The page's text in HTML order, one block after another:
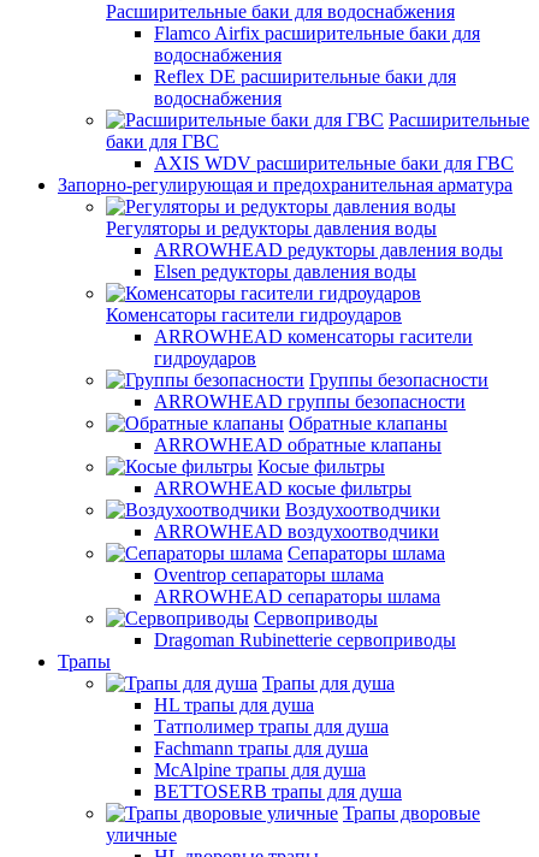
Расширительные баки для водоснабжения
Flamco Airfix расширительные баки для
водоснабжения
Reflex DЕ расширительные баки для
водоснабжения
Расширительные
баки для ГВС
AXIS WDV расширительные баки для ГВС
Запорно-регулирующая и предохранительная арматура
Регуляторы и редукторы давления воды
ARROWHEAD редукторы давления воды
Elsen редукторы давления воды
Коменсаторы гасители гидроударов
ARROWHEAD коменсаторы гасители
гидроударов
Группы безопасности
ARROWHEAD группы безопасности
Обратные клапаны
ARROWHEAD обратные клапаны
Косые фильтры
ARROWHEAD косые фильтры
Воздухоотводчики
ARROWHEAD воздухоотводчики
Сепараторы шлама
Oventrop cепараторы шлама
ARROWHEAD сепараторы шлама
Сервоприводы
Dragoman Rubinetterie сервоприводы
Трапы
Трапы для душа
HL трапы для душа
Татполимер трапы для душа
Fachmann трапы для душа
McAlpine трапы для душа
BETTOSERB трапы для душа
Трапы дворовые
уличные